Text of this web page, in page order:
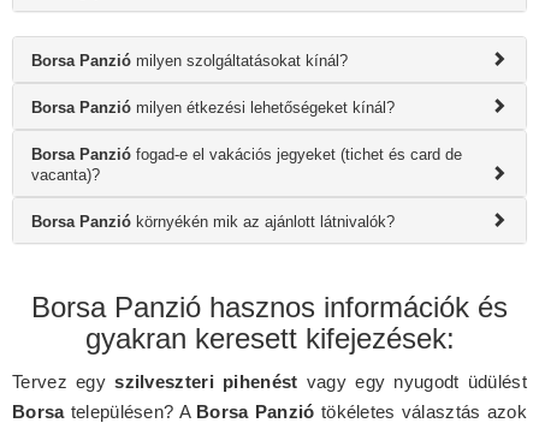
Borsa Panzió milyen szolgáltatásokat kínál?
Borsa Panzió milyen étkezési lehetőségeket kínál?
Borsa Panzió fogad-e el vakációs jegyeket (tichet és card de
vacanta)?
Borsa Panzió környékén mik az ajánlott látnivalók?
Borsa Panzió hasznos információk és
gyakran keresett kifejezések:
Tervez egyszilveszteri pihenést vagy egy nyugodt üdülést
Borsatelepülésen? A Borsa Panzió tökéletes választás azok